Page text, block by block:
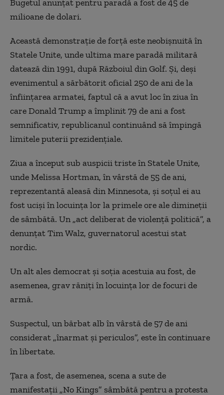
Bugetul anunţat pentru paradă a fost de 45 de
milioane de dolari.
Această demonstraţie de forţă este neobişnuită în
Statele Unite, unde ultima mare paradă militară
datează din 1991, după Războiul din Golf. Şi, deşi
evenimentul a sărbătorit oficial 250 de ani de la
înfiinţarea armatei, faptul că a avut loc în ziua în
care Donald Trump a împlinit 79 de ani a fost
semnificativ, republicanul continuând să împingă
limitele puterii prezidenţiale.
Ziua a început sub auspicii triste în Statele Unite,
unde Melissa Hortman, în vârstă de 55 de ani,
reprezentantă aleasă din Minnesota, şi soţul ei au
fost ucişi în locuinţa lor la primele ore ale dimineţii
de sâmbătă. Un „act deliberat de violenţă politică”, a
denunţat Tim Walz, guvernatorul acestui stat
nordic.
Un alt ales democrat şi soţia acestuia au fost, de
asemenea, grav răniţi în locuinţa lor de focuri de
armă.
Suspectul, un bărbat alb în vârstă de 57 de ani
considerat „înarmat şi periculos”, este în continuare
în libertate.
Ţara a fost, de asemenea, scena a sute de
manifestaţii „No Kings” sâmbătă pentru a protesta